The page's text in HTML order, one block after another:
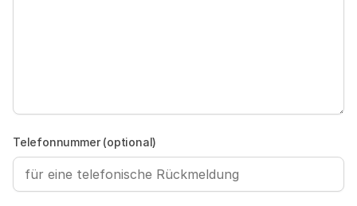
Telefonnummer (optional)